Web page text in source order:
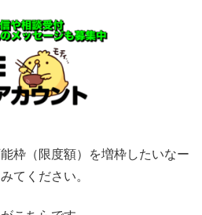
枠（限度額）を増枠したいなー
てください。